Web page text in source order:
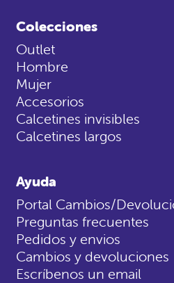
Colecciones
Outlet
Hombre
Mujer
Accesorios
Calcetines invisibles
Calcetines largos
Ayuda
Portal Cambios/
Preguntas frecuentes
Pedidos y envios
Cambios y devoluciones
Escríbenos un email